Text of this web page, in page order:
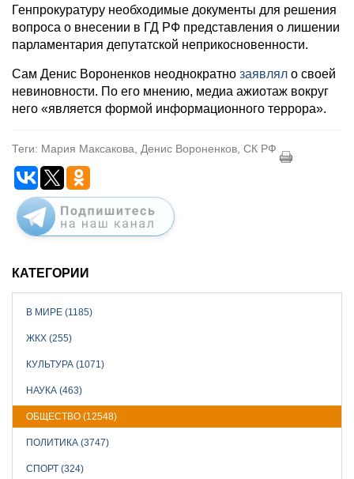
Генпрокуратуру необходимые документы для решения
вопроса о внесении в ГД РФ представления о лишении
парламентария депутатской неприкосновенности.
Сам Денис Вороненков неоднократно заявлял о своей
невиновности. По его мнению, медиа ажиотаж вокруг
него «является формой информационного террора».
Теги: Мария Максакова, Денис Вороненков, СК РФ
КАТЕГОРИИ
В МИРЕ (1185)
ЖКХ (255)
КУЛЬТУРА (1071)
НАУКА (463)
ОБЩЕСТВО (12548)
ПОЛИТИКА (3747)
СПОРТ (324)